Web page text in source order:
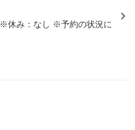
休み：なし ※予約の状況に